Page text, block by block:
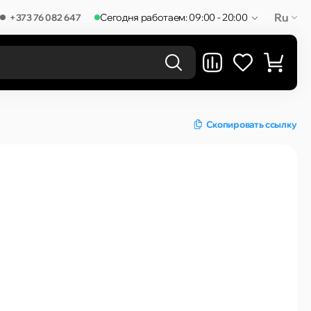
+373 76 082 647 Сегодня работаем: 09:00 - 20:00 Ru
Скопировать ссылку